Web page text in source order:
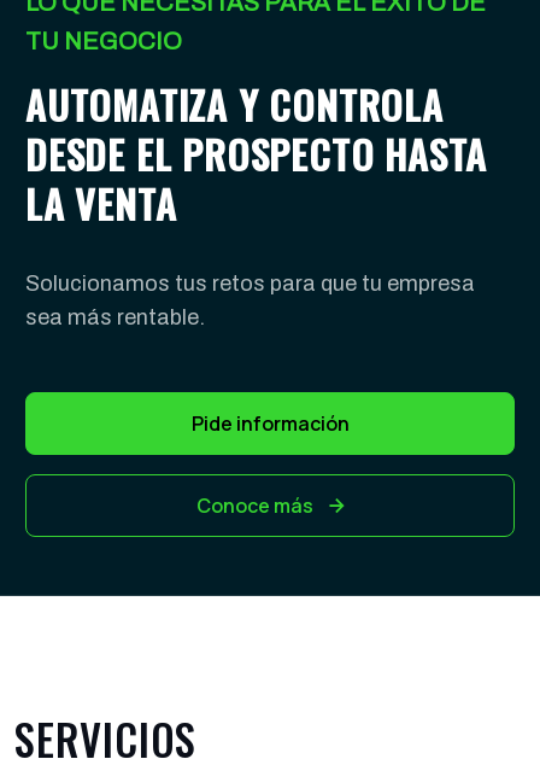
TU NEGOCIO
AUTOMATIZA Y CONTROLA
DESDE EL PROSPECTO HASTA
LA VENTA
Solucionamos tus retos para que tu empresa
sea más rentable.
Pide información
Conoce más
SERVICIOS